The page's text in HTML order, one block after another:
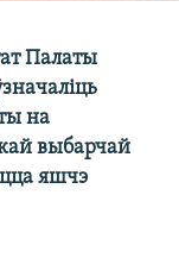
Палаты
на
выбарчай
яшчэ